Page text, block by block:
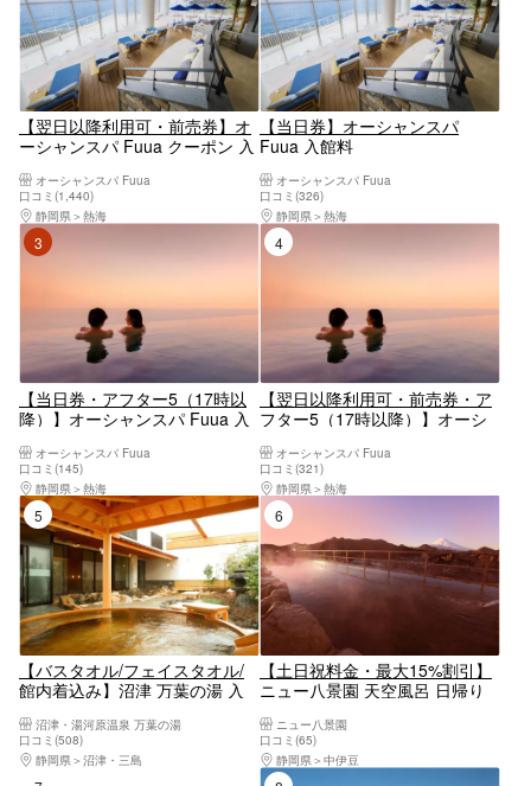
【翌日以降利用可・前売券】オ
ーシャンスパ Fuua クーポン 入
オーシャンスパ Fuua
口コミ(1,440)
静岡県
熱海
【当日券】オーシャンスパ
Fuua 入館料
オーシャンスパ Fuua
口コミ(326)
静岡県
熱海
【当日券・アフター5（17時以
降）】オーシャンスパ Fuua 入
オーシャンスパ Fuua
口コミ(145)
静岡県
熱海
【翌日以降利用可・前売券・ア
フター5（17時以降）】オーシ
オーシャンスパ Fuua
口コミ(321)
静岡県
熱海
5位
【バスタオル/フェイスタオル/
館内着込み】沼津 万葉の湯 入
沼津・湯河原温泉 万葉の湯
口コミ(508)
静岡県
沼津・三島
【土日祝料金・最大15%割引】
ニュー八景園 天空風呂 日帰り
ニュー八景園
口コミ(65)
静岡県
中伊豆